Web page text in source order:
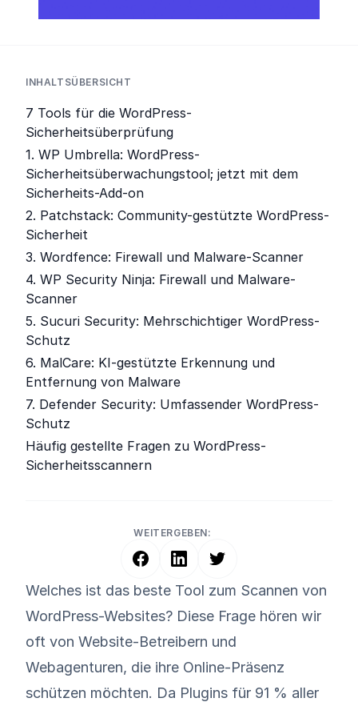
INHALTSÜBERSICHT
7 Tools für die WordPress-
Sicherheitsüberprüfung
1. WP Umbrella: WordPress-
Sicherheitsüberwachungstool; jetzt mit dem
Sicherheits-Add-on
2. Patchstack: Community-gestützte WordPress-
Sicherheit
3. Wordfence: Firewall und Malware-Scanner
4. WP Security Ninja: Firewall und Malware-
Scanner
5. Sucuri Security: Mehrschichtiger WordPress-
Schutz
6. MalCare: KI-gestützte Erkennung und
Entfernung von Malware
7. Defender Security: Umfassender WordPress-
Schutz
Häufig gestellte Fragen zu WordPress-
Sicherheitsscannern
WEITERGEBEN:
Welches ist das beste Tool zum Scannen von
WordPress-Websites? Diese Frage hören wir
oft von Website-Betreibern und
Webagenturen, die ihre Online-Präsenz
schützen möchten. Da Plugins für 91 % aller